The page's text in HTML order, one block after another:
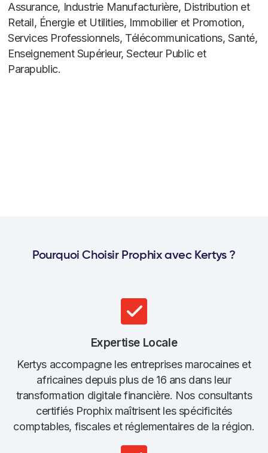
Assurance, Industrie Manufacturière, Distribution et
Retail, Énergie et Utilities, Immobilier et Promotion,
Services Professionnels, Télécommunications, Santé,
Enseignement Supérieur, Secteur Public et
Parapublic.
Pourquoi Choisir Prophix avec Kertys ?
Expertise Locale
Kertys accompagne les entreprises marocaines et
africaines depuis plus de 16 ans dans leur
transformation digitale financière. Nos consultants
certifiés Prophix maîtrisent les spécificités
comptables, fiscales et réglementaires de la région.